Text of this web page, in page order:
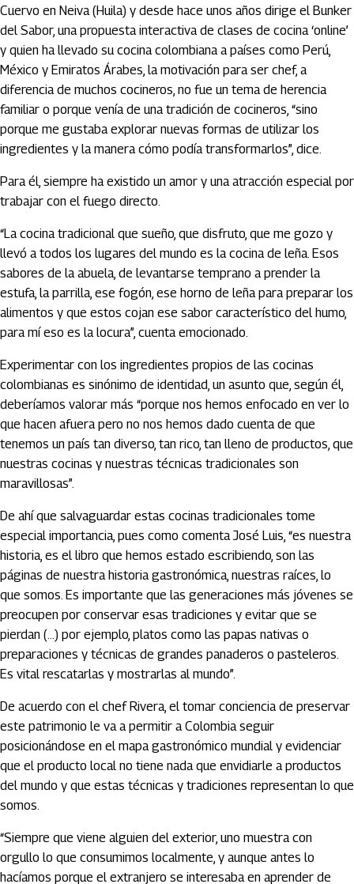
Cuervo en Neiva (Huila) y desde hace unos años dirige el Bunker
del Sabor, una propuesta interactiva de clases de cocina ‘online’
y quien ha llevado su cocina colombiana a países como Perú,
México y Emiratos Árabes, la motivación para ser chef, a
diferencia de muchos cocineros, no fue un tema de herencia
familiar o porque venía de una tradición de cocineros, “sino
porque me gustaba explorar nuevas formas de utilizar los
ingredientes y la manera cómo podía transformarlos”, dice.
Para él, siempre ha existido un amor y una atracción especial por
trabajar con el fuego directo.
“La cocina tradicional que sueño, que disfruto, que me gozo y
llevó a todos los lugares del mundo es la cocina de leña. Esos
sabores de la abuela, de levantarse temprano a prender la
estufa, la parrilla, ese fogón, ese horno de leña para preparar los
alimentos y que estos cojan ese sabor característico del humo,
para mí eso es la locura”, cuenta emocionado.
Experimentar con los ingredientes propios de las cocinas
colombianas es sinónimo de identidad, un asunto que, según él,
deberíamos valorar más “porque nos hemos enfocado en ver lo
que hacen afuera pero no nos hemos dado cuenta de que
tenemos un país tan diverso, tan rico, tan lleno de productos, que
nuestras cocinas y nuestras técnicas tradicionales son
maravillosas”.
De ahí que salvaguardar estas cocinas tradicionales tome
especial importancia, pues como comenta José Luis, “es nuestra
historia, es el libro que hemos estado escribiendo, son las
páginas de nuestra historia gastronómica, nuestras raíces, lo
que somos. Es importante que las generaciones más jóvenes se
preocupen por conservar esas tradiciones y evitar que se
pierdan (…) por ejemplo, platos como las papas nativas o
preparaciones y técnicas de grandes panaderos o pasteleros.
Es vital rescatarlas y mostrarlas al mundo”.
De acuerdo con el chef Rivera, el tomar conciencia de preservar
este patrimonio le va a permitir a Colombia seguir
posicionándose en el mapa gastronómico mundial y evidenciar
que el producto local no tiene nada que envidiarle a productos
del mundo y que estas técnicas y tradiciones representan lo que
somos.
“Siempre que viene alguien del exterior, uno muestra con
orgullo lo que consumimos localmente, y aunque antes lo
hacíamos porque el extranjero se interesaba en aprender de